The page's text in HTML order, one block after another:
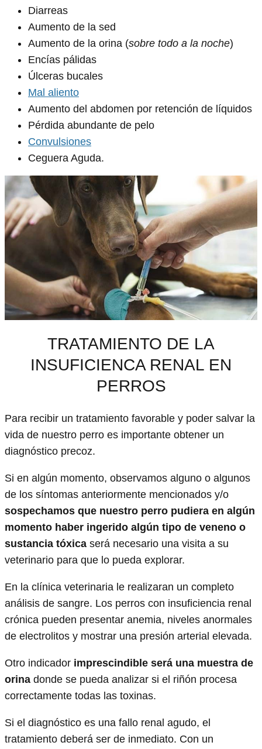
Diarreas
Aumento de la sed
Aumento de la orina (sobre todo a la noche)
Encías pálidas
Úlceras bucales
Mal aliento
Aumento del abdomen por retención de líquidos
Pérdida abundante de pelo
Convulsiones
Ceguera Aguda.
TRATAMIENTO DE LA
INSUFICIENCA RENAL EN
PERROS
Para recibir un tratamiento favorable y poder salvar la
vida de nuestro perro es importante obtener un
diagnóstico precoz.
Si en algún momento, observamos alguno o algunos
de los síntomas anteriormente mencionados y/o
sospechamos que nuestro perro pudiera en algún
momento haber ingerido algún tipo de veneno o
sustancia tóxica será necesario una visita a su
veterinario para que lo pueda explorar.
En la clínica veterinaria le realizaran un completo
análisis de sangre. Los perros con insuficiencia renal
crónica pueden presentar anemia, niveles anormales
de electrolitos y mostrar una presión arterial elevada.
Otro indicador imprescindible será una muestra de
orina donde se pueda analizar si el riñón procesa
correctamente todas las toxinas.
Si el diagnóstico es una fallo renal agudo, el
tratamiento deberá ser de inmediato. Con un